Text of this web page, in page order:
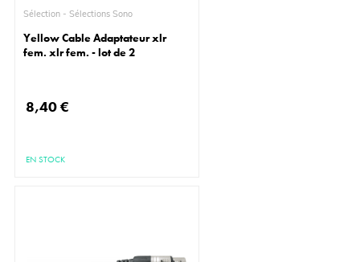
Sélection - Sélections Sono
Yellow Cable Adaptateur xlr
fem. xlr fem. - lot de 2
8,40 €
EN STOCK